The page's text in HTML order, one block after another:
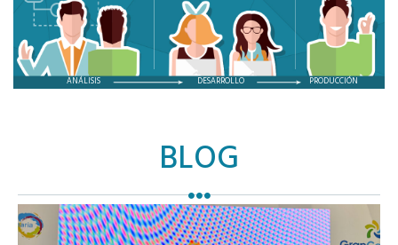
ANÁLISIS DESARROLLO PRODUCCIÓN
BLOG